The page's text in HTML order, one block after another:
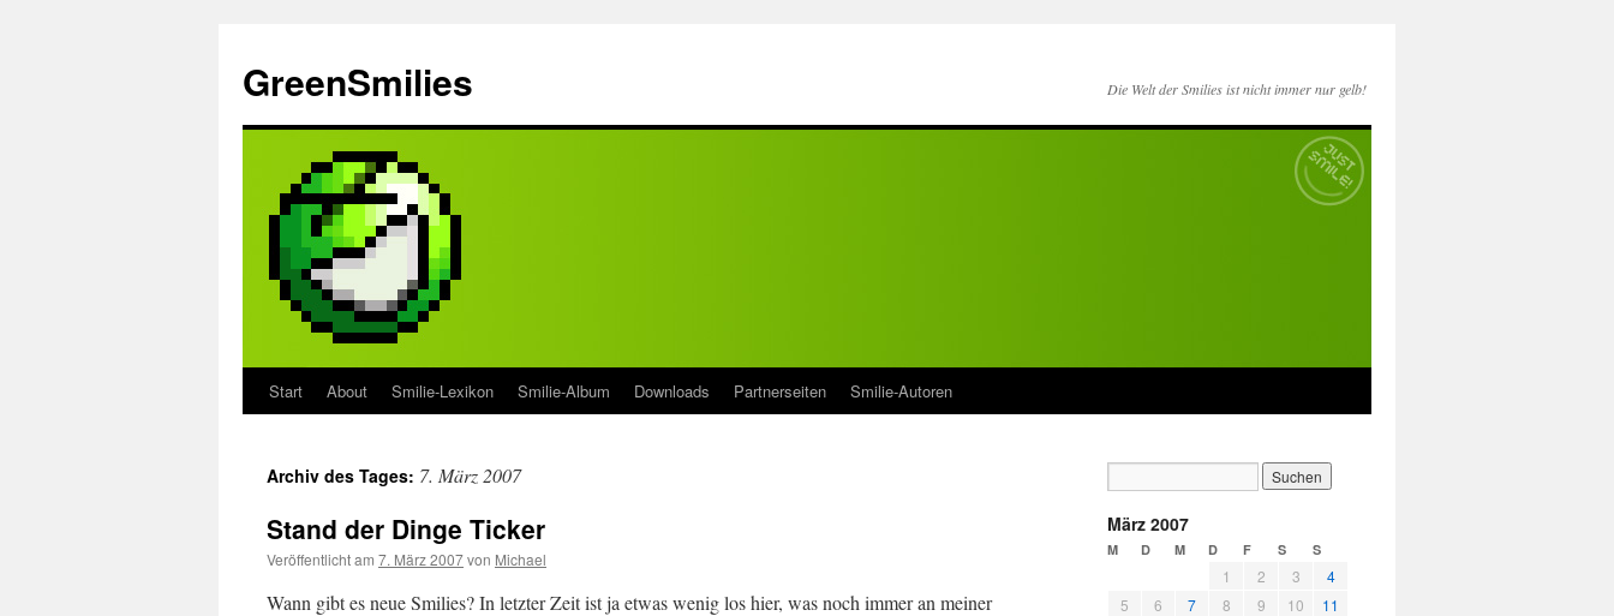
springen
GreenSmilies Die Welt der Smilies ist nicht immer nur gelb!
Start About Smilie-Lexikon Smilie-Album Downloads Partnerseiten Smilie-Autoren
Archiv des Tages: 7. März 2007
Stand der Dinge Ticker
Veröffentlicht am 7. März 2007von Michael
Wann gibt es neue Smilies? In letzter Zeit ist ja etwas wenig los hier, was noch immer an meiner
März 2007
M D M D F S S
1 2 3
4
5
6 7 8 9 10
11